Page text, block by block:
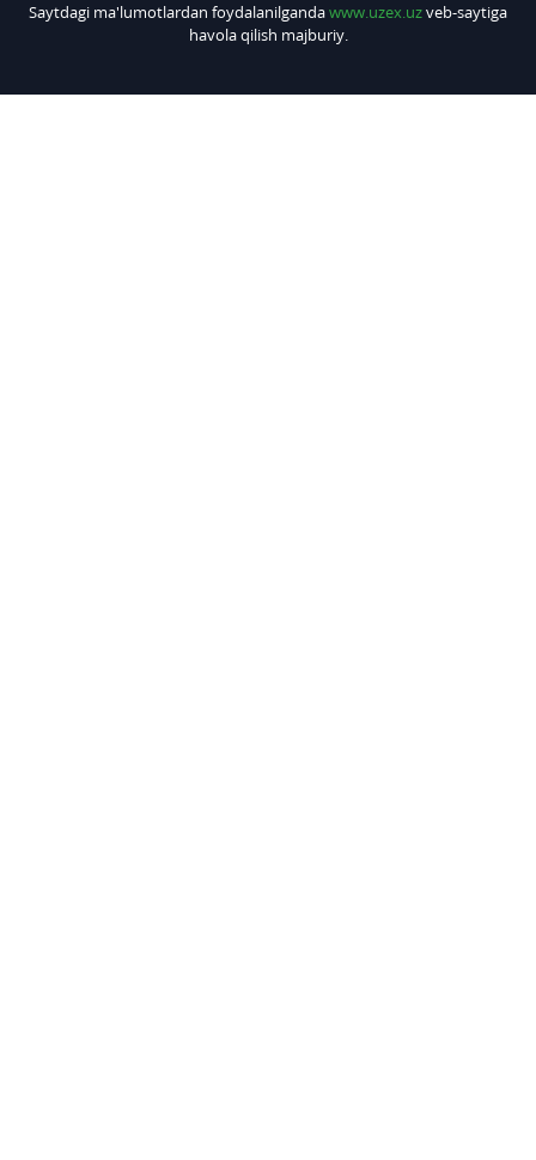
Saytdagi ma'lumotlardan foydalanilgandawww.uzex.uzveb-saytiga
havola qilish majburiy.